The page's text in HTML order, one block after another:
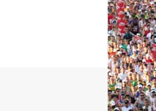
2023: Kejelcha